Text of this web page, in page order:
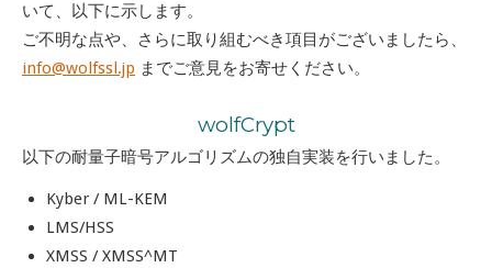
いて、以下に示します。
ご不明な点や、さらに取り組むべき項目がございましたら、
info@wolfssl.jp までご意見をお寄せください。
wolfCrypt
以下の耐量子暗号アルゴリズムの独自実装を行いました。
Kyber / ML-KEM
LMS/HSS
XMSS / XMSS^MT